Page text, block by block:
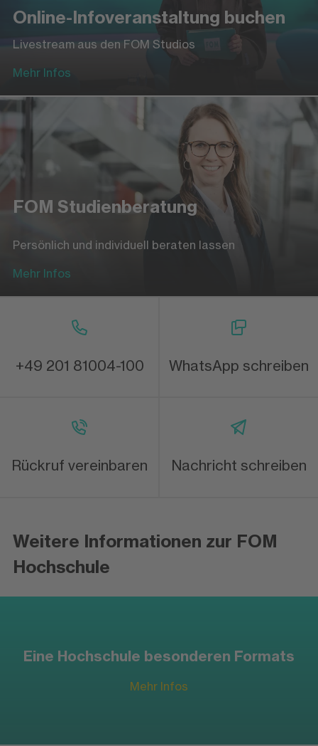
Online-Infoveranstaltung buchen
Livestream aus den FOM Studios
Mehr Infos
FOM Studienberatung
Persönlich und individuell beraten lassen
Mehr Infos
+49 201 81004-100 WhatsApp schreiben
Rückruf vereinbaren Nachricht schreiben
Weitere Informationen zur FOM
Hochschule
Eine Hochschule besonderen Formats
Mehr Infos